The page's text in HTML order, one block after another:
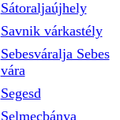
Sátoraljaújhely
Savnik várkastély
Sebesváralja Sebes
vára
Segesd
Selmecbánya